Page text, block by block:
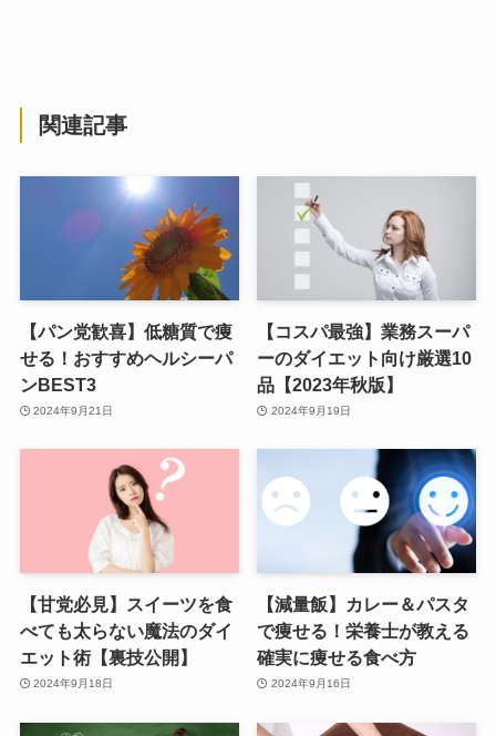
関連記事
【パン党歓喜】低糖質で痩
せる！おすすめヘルシーパ
ンBEST3
2024年9月21日
【コスパ最強】業務スーパ
ーのダイエット向け厳選10
品【2023年秋版】
2024年9月19日
【甘党必見】スイーツを食
べても太らない魔法のダイ
エット術【裏技公開】
2024年9月18日
【減量飯】カレー＆パスタ
で痩せる！栄養士が教える
確実に痩せる食べ方
2024年9月16日